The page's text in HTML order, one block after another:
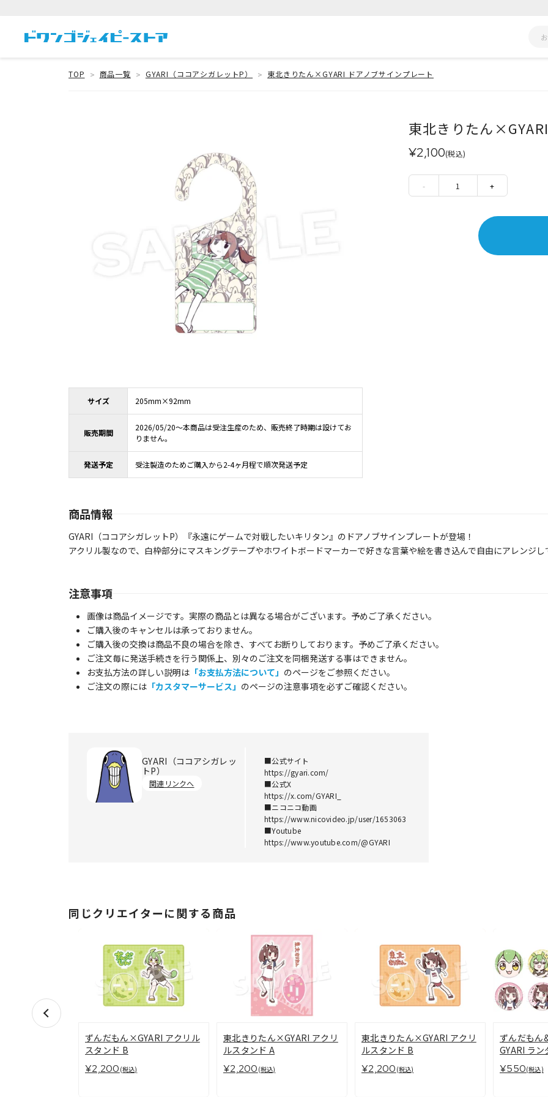
TOP 商品一覧 GYARI（ココアシガレットP） 東北きりたん×GYARI ドアノブサインプレート
サイズ 205mm×92mm
販売期間
2026/05/20～本商品は受注生産のため、販売終了時期は設けてお
りません。
発送予定 受注製造のためご購入から2-4ヶ月程で順次発送予定
東北きりたん
¥2,100(税込)
- 1 +
商品情報
GYARI（ココアシガレットP）『永遠にゲームで対戦したいキリタン』のドアノブサインプレートが登場！
アクリル製なので、白枠部分にマスキングテープやホワイトボードマーカーで好きな言葉や絵を書き込んで自由にアレンジ
注意事項
画像は商品イメージです。実際の商品とは異なる場合がございます。予めご了承ください。
ご購入後のキャンセルは承っておりません。
ご購入後の交換は商品不良の場合を除き、すべてお断りしております。予めご了承ください。
ご注文毎に発送手続きを行う関係上、別々のご注文を同梱発送する事はできません。
お支払方法の詳しい説明は 「お支払方法について」 のページをご参照ください。
ご注文の際には 「カスタマーサービス」 のページの注意事項を必ずご確認ください。
GYARI（ココアシガレッ
トP）
関連リンクへ
■公式サイト
https://gyari.com/
■公式X
https://x.com/GYARI_
■ニコニコ動画
https://www.nicovideo.jp/user/1653063
■Youtube
https://www.youtube.com/@GYARI
同じクリエイターに関する商品
ずんだもん×GYARI アクリル
スタンド B
¥2,200 (税込)
東北きりたん×GYARI アクリ
ルスタンド A
¥2,200 (税込)
東北きりたん×GYARI アクリ
ルスタンド B
¥2,200 (税込)
ずんだもん
GYARI ラン
¥550(税込)